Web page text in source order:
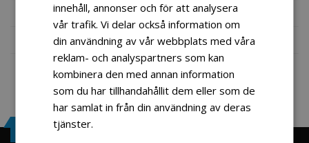
Recensioner
Fil vedlegg
Engrosservice.se
innehåll, annonser och för att analysera
vår trafik. Vi delar också information om
din användning av vår webbplats med våra
reklam- och analyspartners som kan
kombinera den med annan information
som du har tillhandahållit dem eller som de
har samlat in från din användning av deras
tjänster.